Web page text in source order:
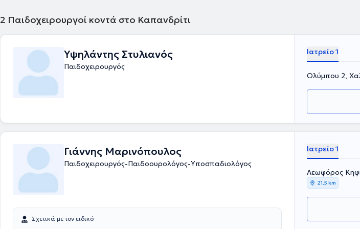
2 Παιδοχειρουργοί κοντά στο Καπανδρίτι
Υψηλάντης Στυλιανός
Παιδοχειρουργός
Ιατρείο 1
Ολύμπου 2,
Γιάννης Μαρινόπουλος
Παιδοχειρουργός-Παιδοουρολόγος-Υποσπαδιολόγος
Σχετικά με τον ειδικό
Ιατρείο 1
Λεωφόρος
21,5 km